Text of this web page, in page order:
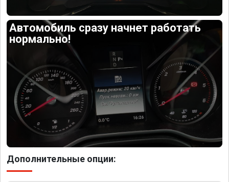
Автомобиль сразу начнет работать
нормально!
Дополнительные опции: